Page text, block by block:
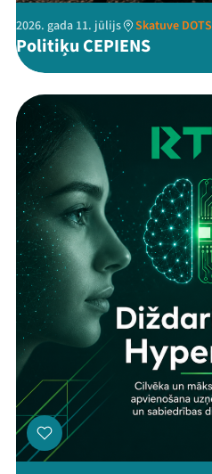
2026. gada 11. jūlijs Skatuve DOTS
Politiķu CEPIENS